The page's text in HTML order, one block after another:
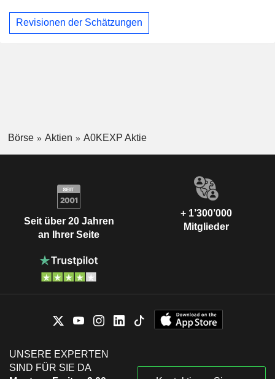
Revisionen der Schätzungen
Börse Aktien A0KEXP Aktie
Seit über 20 Jahren
an Ihrer Seite
+ 1’300’000
Mitglieder
UNSERE EXPERTEN
SIND FÜR SIE DA